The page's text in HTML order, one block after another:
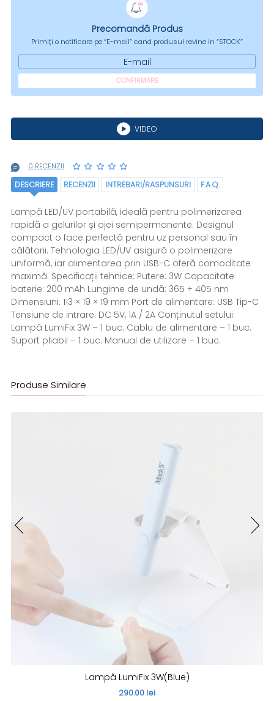
Precomandă Produs
Primiți o notificare pe “E-mail” cand produsul revine in “STOCK”
E-mail
CONFIRMARE
VIDEO
0 RECENZII
DESCRIERE RECENZII INTREBARI/RASPUNSURI F.A.Q.
Lampă LED/UV portabilă, ideală pentru polimerizarea
rapidă a gelurilor și ojei semipermanente. Designul
compact o face perfectă pentru uz personal sau în
călătorii. Tehnologia LED/UV asigură o polimerizare
uniformă, iar alimentarea prin USB-C oferă comoditate
maximă. Specificații tehnice: Putere: 3W Capacitate
baterie: 200 mAh Lungime de undă: 365 + 405 nm
Dimensiuni: 113 × 19 × 19 mm Port de alimentare: USB Tip-C
Tensiune de intrare: DC 5V, 1A / 2A Conținutul setului:
Lampă LumiFix 3W – 1 buc. Cablu de alimentare – 1 buc.
Suport pliabil – 1 buc. Manual de utilizare – 1 buc.
Produse Similare
Lampă LumiFix 3W(Blue)
290.00 lei